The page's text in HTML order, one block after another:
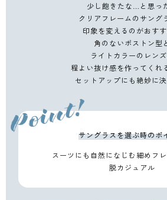
少し飽きたな…と思っ
クリアフレームのサング
印象を変えるのがおすす
角のないボストン型
ライトカラーのレン
程よい抜け感を作ってくれ
セットアップにも絶妙に決
サングラスを選ぶ時のポ
スーツにも自然になじむ細めフ
脱カジュアル